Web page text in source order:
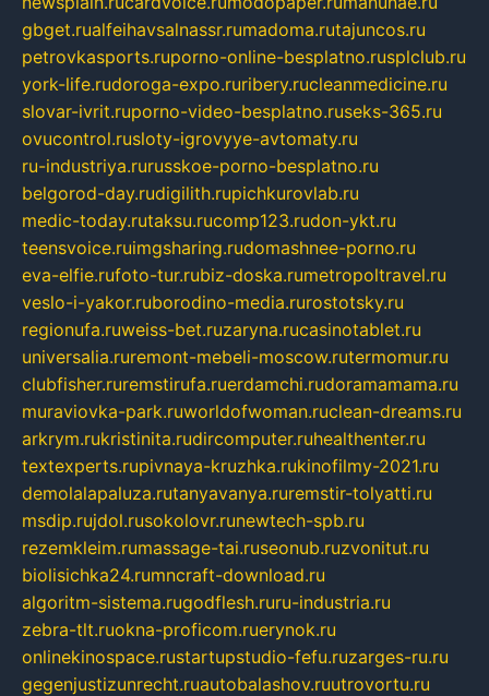
gbget.rualfeihavsalnassr.rumadoma.rutajuncos.ru
petrovkasports.ruporno-online-besplatno.rusplclub.ru
york-life.rudoroga-expo.ruribery.rucleanmedicine.ru
slovar-ivrit.ruporno-video-besplatno.ruseks-365.ru
ovucontrol.rusloty-igrovyye-avtomaty.ru
ru-industriya.rurusskoe-porno-besplatno.ru
belgorod-day.rudigilith.rupichkurovlab.ru
medic-today.rutaksu.rucomp123.rudon-ykt.ru
teensvoice.ruimgsharing.rudomashnee-porno.ru
eva-elfie.rufoto-tur.rubiz-doska.rumetropoltravel.ru
veslo-i-yakor.ruborodino-media.rurostotsky.ru
regionufa.ruweiss-bet.ruzaryna.rucasinotablet.ru
universalia.ruremont-mebeli-moscow.rutermomur.ru
clubfisher.ruremstirufa.ruerdamchi.rudoramamama.ru
muraviovka-park.ruworldofwoman.ruclean-dreams.ru
arkrym.rukristinita.rudircomputer.ruhealthenter.ru
textexperts.rupivnaya-kruzhka.rukinofilmy-2021.ru
demolalapaluza.rutanyavanya.ruremstir-tolyatti.ru
msdip.rujdol.rusokolovr.runewtech-spb.ru
rezemkleim.rumassage-tai.ruseonub.ruzvonitut.ru
biolisichka24.rumncraft-download.ru
algoritm-sistema.rugodflesh.ruru-industria.ru
zebra-tlt.ruokna-proficom.ruerynok.ru
onlinekinospace.rustartupstudio-fefu.ruzarges-ru.ru
gegenjustizunrecht.ruautobalashov.ruutrovortu.ru